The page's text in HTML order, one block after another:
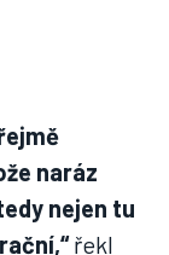
naráz
nejen tu
řekl